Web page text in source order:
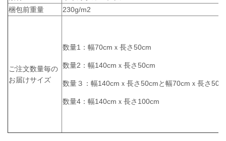
梱包前重量
230g/m2
ご注文数量毎の
お届けサイズ
数量1：幅70cmｘ長さ50cm
数量2：幅140cmｘ長さ50cm
数量３：幅140cmｘ長さ50cmと幅70cmｘ長さ
数量4：幅140cmｘ長さ100cm